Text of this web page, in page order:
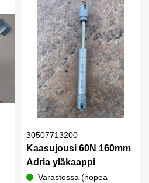
30507713200
Kaasujousi 60N 160mm
Adria yläkaappi
Varastossa (nopea